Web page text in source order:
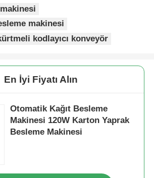
Makinesi
lazer işaretleme makinesi
Makinesi
Makinesi
kartuşları
makinesi
kodlayıcı konveyör
En İyi Fiyatı Alın
Otomatik Kağıt Besleme
Makinesi 120W Karton Yaprak
Besleme Makinesi